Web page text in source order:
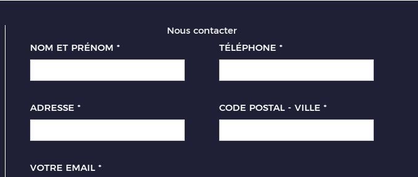
Nous contacter
NOM ET PRÉNOM * TÉLÉPHONE *
ADRESSE * CODE POSTAL - VILLE *
VOTRE EMAIL *